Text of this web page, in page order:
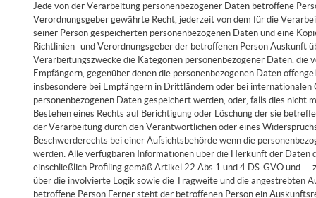
Jede von der Verarbeitung personenbezogener Daten betroffene
Verordnungsgeber gewährte Recht, jederzeit von dem für die
seiner Person gespeicherten personenbezogenen Daten und eine
Richtlinien- und Verordnungsgeber der betroffenen Person Auskunft
Verarbeitungszwecke die Kategorien personenbezogener Daten,
Empfängern, gegenüber denen die personenbezogenen Daten
insbesondere bei Empfängern in Drittländern oder bei
personenbezogenen Daten gespeichert werden, oder, falls dies nicht
Bestehen eines Rechts auf Berichtigung oder Löschung der sie
der Verarbeitung durch den Verantwortlichen oder eines
Beschwerderechts bei einer Aufsichtsbehörde wenn die
werden: Alle verfügbaren Informationen über die Herkunft der Daten
einschließlich Profiling gemäß Artikel 22 Abs.1 und 4 DS-GVO und
über die involvierte Logik sowie die Tragweite und die angestrebten
betroffene Person Ferner steht der betroffenen Person ein